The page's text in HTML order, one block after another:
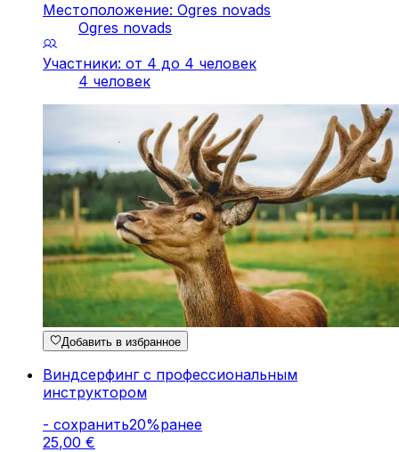
Местоположение: Ogres novads
Ogres novads
Участники: от 4 до 4 человек
4 человек
Добавить в избранное
Виндсерфинг с профессиональным
инструктором
- cохранить20%ранее
25,00 €